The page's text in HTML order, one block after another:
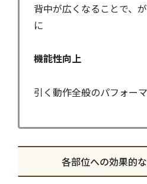
背中が広くなることで、
に
機能性向上
引く動作全般のパフォー
各部位への効果的